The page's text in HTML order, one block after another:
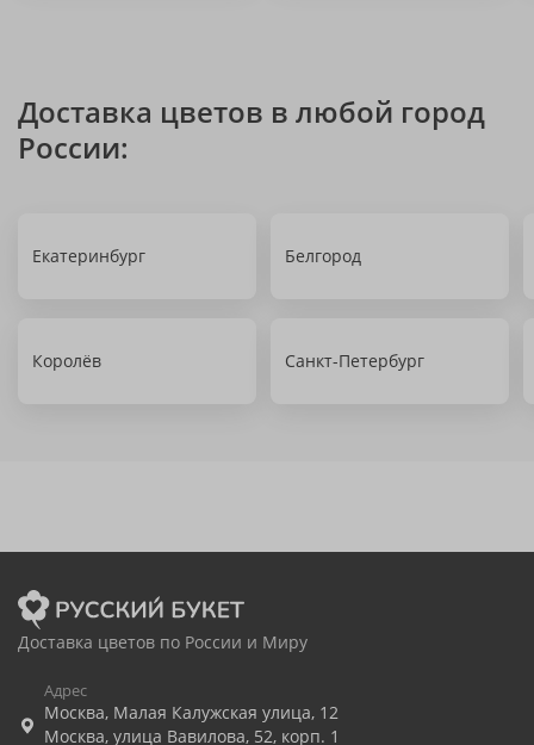
Доставка цветов в любой город
России:
Екатеринбург Белгород
Королёв Санкт-Петербург
Доставка цветов по России и Миру
Адрес
Москва, Малая Калужская улица, 12
Москва, улица Вавилова, 52, корп. 1